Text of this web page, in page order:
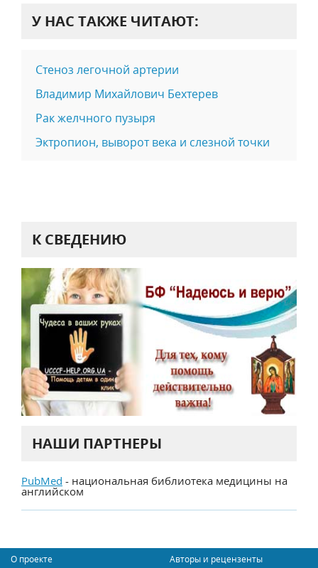
У НАС ТАКЖЕ ЧИТАЮТ:
Стеноз легочной артерии
Владимир Михайлович Бехтерев
Рак желчного пузыря
Эктропион, выворот века и слезной точки
К СВЕДЕНИЮ
НАШИ ПАРТНЕРЫ
PubMed - национальная библиотека медицины на
английском
О проекте Авторы и рецензенты